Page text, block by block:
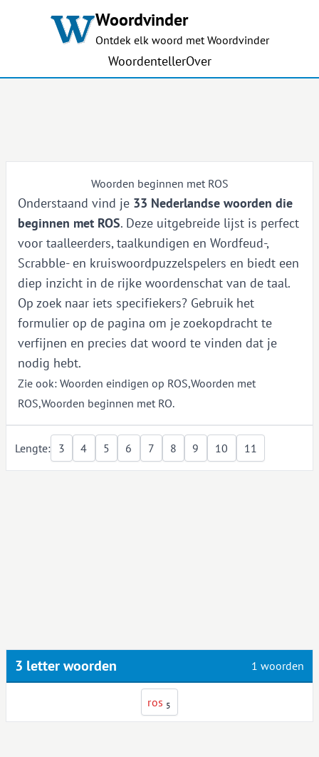
Woordvinder
Ontdek elk woord met Woordvinder
WoordentellerOver
Woorden beginnen met ROS
Onderstaand vind je 33 Nederlandse woorden die
beginnen met ROS. Deze uitgebreide lijst is perfect
voor taalleerders, taalkundigen en Wordfeud-,
Scrabble- en kruiswoordpuzzelspelers en biedt een
diep inzicht in de rijke woordenschat van de taal.
Op zoek naar iets specifiekers? Gebruik het
formulier op de pagina om je zoekopdracht te
verfijnen en precies dat woord te vinden dat je
nodig hebt.
Zie ook: Woorden eindigen op ROS,Woorden met
ROS,Woorden beginnen met RO.
Lengte: 3 4 5 6 7 8 9 10 11
3 letter woorden 1 woorden
ros 5